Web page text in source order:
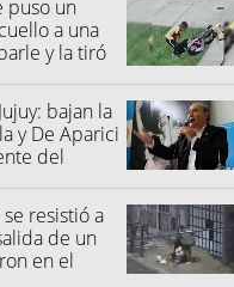
puso un
a una
y la tiró
bajan la
y De Aparici
del
se resistió a
de un
en el